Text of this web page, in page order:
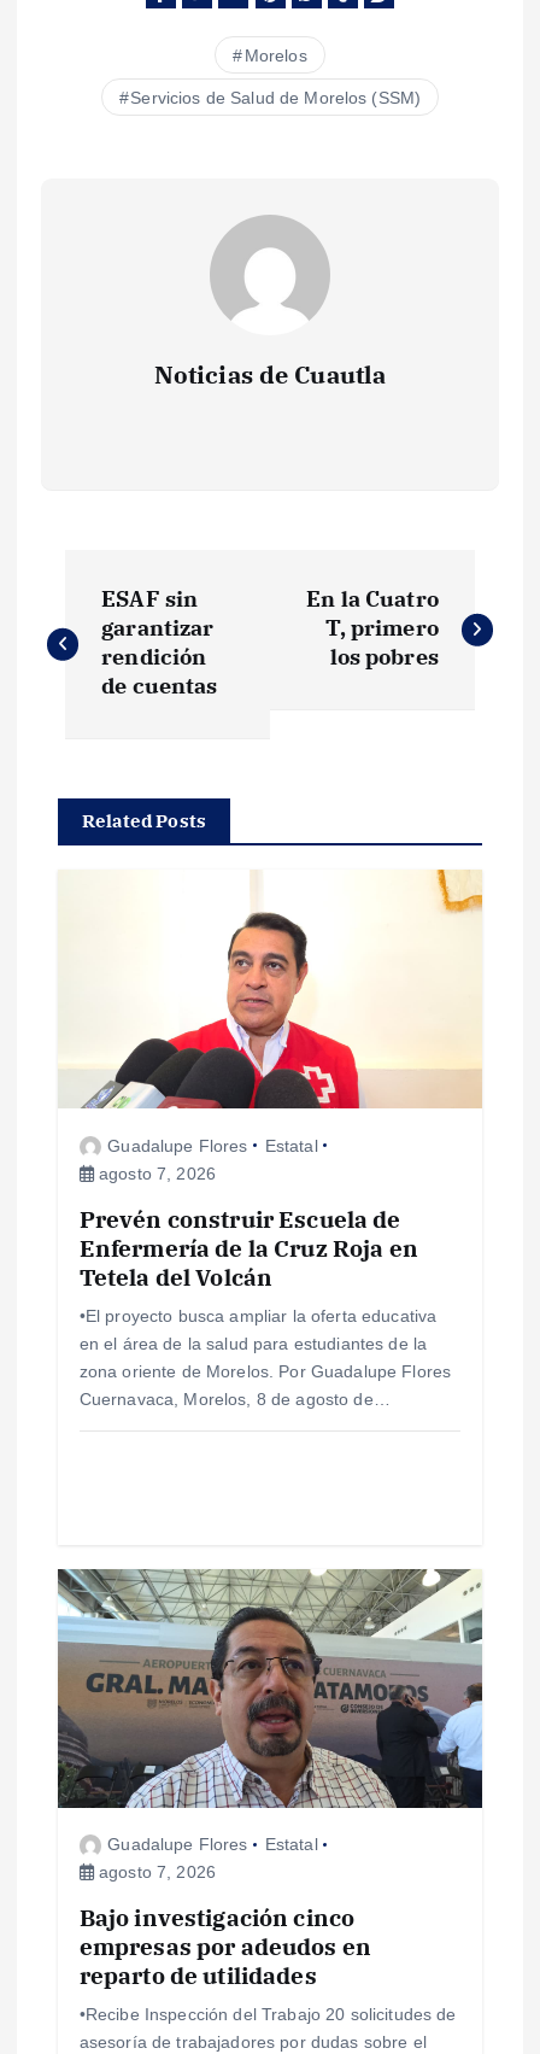
Morelos
Servicios de Salud de Morelos (SSM)
Noticias de Cuautla
a
g
a
n
d
a
s
ESAF sin
garantizar
rendición
de cuentas
En la Cuatro
T, primero
los pobres
Related Posts
Guadalupe Flores
Estatal
agosto 7, 2026
Prevén construir Escuela de
Enfermería de la Cruz Roja en
Tetela del Volcán
•El proyecto busca ampliar la oferta educativa
en el área de la salud para estudiantes de la
zona oriente de Morelos. Por Guadalupe Flores
Cuernavaca, Morelos, 8 de agosto de…
Guadalupe Flores
Estatal
agosto 7, 2026
Bajo investigación cinco
empresas por adeudos en
reparto de utilidades
•Recibe Inspección del Trabajo 20 solicitudes de
asesoría de trabajadores por dudas sobre el